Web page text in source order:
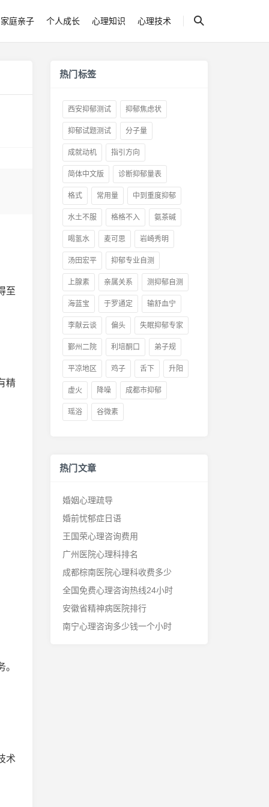
家庭亲子 个人成长 心理知识 心理技术
至
精
术
热门标签
西安抑郁测试 抑郁焦虑状
抑郁试题测试 分子量
成就动机 指引方向
简体中文版 诊断抑郁量表
格式 常用量 中到重度抑郁
水土不服 格格不入 氨茶碱
喝氢水 麦可思 岩崎秀明
汤田宏平 抑郁专业自测
上腺素 亲属关系 测抑郁自测
海蓝宝 于罗通定 输舒血宁
李献云谈 偏头 失眠抑郁专家
鄞州二院 利培酮口 弟子规
平凉地区 鸡子 舌下 升阳
虚火 降噪 成都市抑郁
瑶浴 谷微素
热门文章
婚姻心理疏导
婚前忧郁症日语
王国荣心理咨询费用
广州医院心理科排名
成都棕南医院心理科收费多少
全国免费心理咨询热线24小时
安徽省精神病医院排行
南宁心理咨询多少钱一个小时